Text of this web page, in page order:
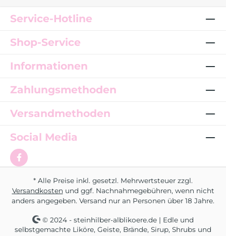
Service-Hotline
Shop-Service
Informationen
Zahlungsmethoden
Versandmethoden
Social Media
* Alle Preise inkl. gesetzl. Mehrwertsteuer zzgl.
Versandkosten und ggf. Nachnahmegebühren, wenn nicht
anders angegeben. Versand nur an Personen über 18 Jahre.
© 2024 - steinhilber-alblikoere.de | Edle und
selbstgemachte Liköre, Geiste, Brände, Sirup, Shrubs und